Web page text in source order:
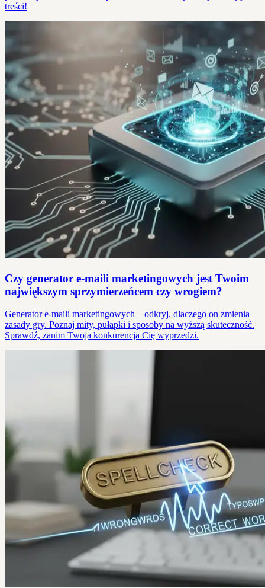
treści!
Czy generator e-maili marketingowych jest Twoim
największym sprzymierzeńcem czy wrogiem?
Generator e-maili marketingowych – odkryj, dlaczego on zmienia
zasady gry. Poznaj mity, pułapki i sposoby na wyższą skuteczność.
Sprawdź, zanim Twoja konkurencja Cię wyprzedzi.